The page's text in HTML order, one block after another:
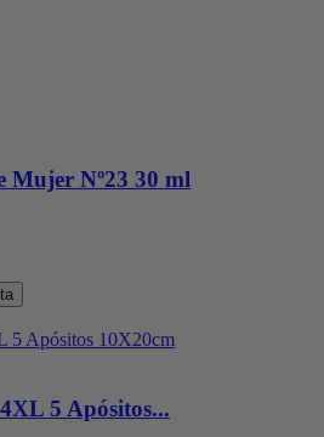
Mujer Nº23 30 ml
5 Apósitos...